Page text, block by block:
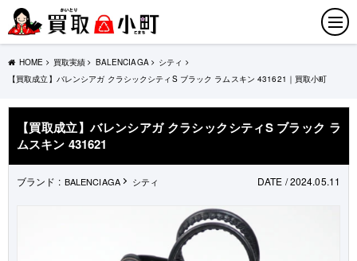
HOME 買取実績 BALENCIAGA
シティ
【買取成立】バレンシアガ クラシックシティS ブラック ラムスキン 431621｜買取小町
【買取成立】バレンシアガ クラシックシティS ブラック ラ
ムスキン 431621
ブランド : BALENCIAGA シティ DATE / 2024.05.11